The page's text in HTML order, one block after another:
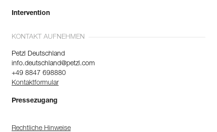
Intervention
KONTAKT AUFNEHMEN
Petzl Deutschland
info.deutschland@petzl.com
+49 8847 698880
Kontaktformular
Pressezugang
Rechtliche Hinweise